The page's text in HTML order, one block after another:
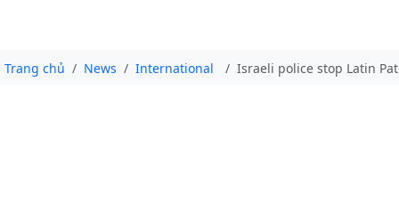
Trang chủ News International Israeli police stop Latin